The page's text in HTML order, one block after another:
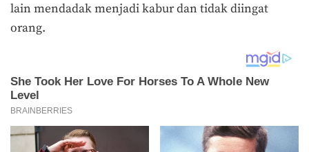
lain mendadak menjadi kabur dan tidak diingat
orang.